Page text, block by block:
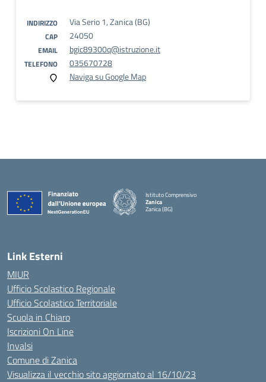
INDIRIZZO Via Serio 1, Zanica (BG)
CAP 24050
EMAIL bgic89300q@istruzione.it
TELEFONO
035670728
Naviga su Google Map
Istituto Comprensivo
Zanica
Zanica (BG)
Link Esterni
MIUR
Ufficio Scolastico Regionale
Ufficio Scolastico Territoriale
Scuola in Chiaro
Iscrizioni On Line
Invalsi
Comune di Zanica
Visualizza il vecchio sito aggiornato al 16/10/23